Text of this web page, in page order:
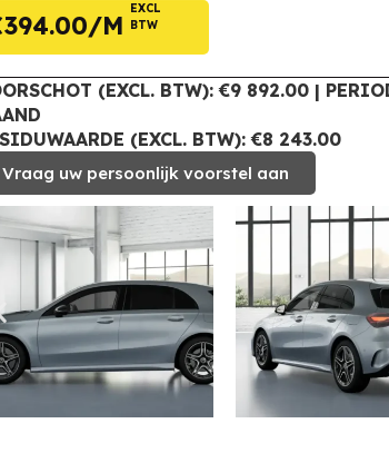
394.00
EXCL
BTW
(EXCL. BTW): €9 892.00 |
(EXCL. BTW): €8 243.00
Vraag uw persoonlijk voorstel aan